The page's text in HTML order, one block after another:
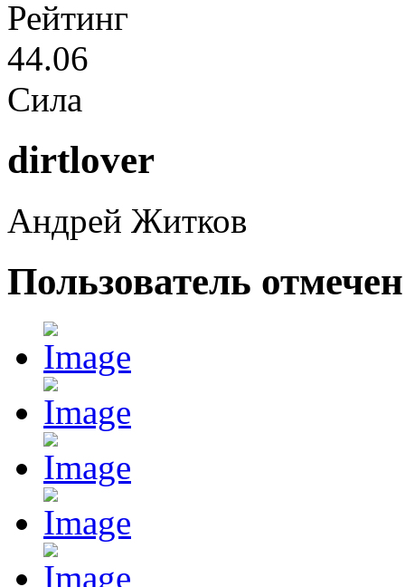
Рейтинг
44.06
Сила
dirtlover
Андрей Житков
Пользователь